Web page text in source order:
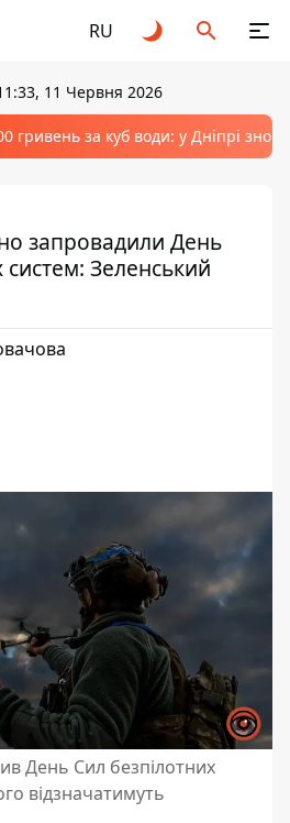
RU
11 Червня 2026
гривень за куб води: у Дніпрі
запровадили День
систем: Зеленський
День Сил безпілотних
відзначатимуть